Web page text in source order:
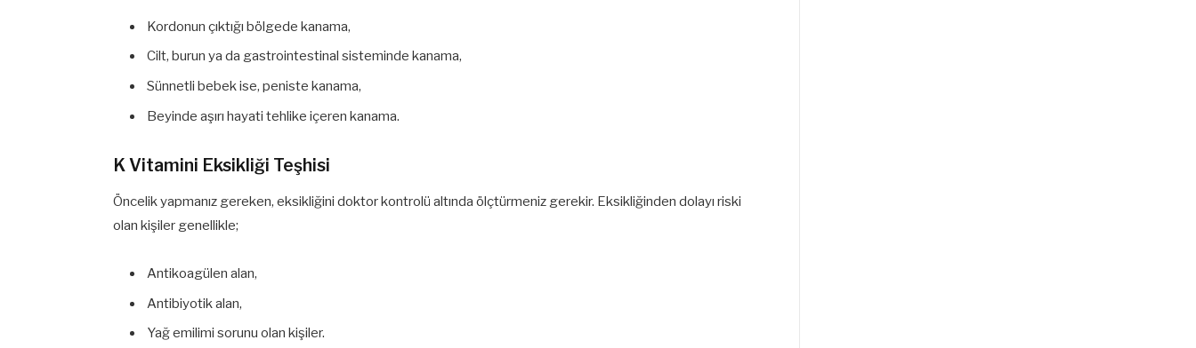
Kordonun çıktığı bölgede kanama,
Cilt, burun ya da gastrointestinal sisteminde kanama,
Sünnetli bebek ise, peniste kanama,
Beyinde aşırı hayati tehlike içeren kanama.
K Vitamini Eksikliği Teşhisi
Öncelik yapmanız gereken, eksikliğini doktor kontrolü altında ölçtürmeniz gerekir. Eksikliğinden dolayı riski
olan kişiler genellikle;
Antikoagülen alan,
Antibiyotik alan,
Yağ emilimi sorunu olan kişiler.